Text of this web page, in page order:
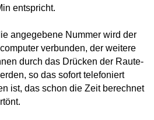
entspricht.
angegebene Nummer wird der
verbunden, der weitere
durch das Drücken der Raute-
so das sofort telefoniert
ist, das schon die Zeit berechnet